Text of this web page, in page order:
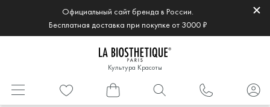
Официальный сайт бренда в России.
Бесплатная доставка при покупке от 3000 ₽
Культура Красоты